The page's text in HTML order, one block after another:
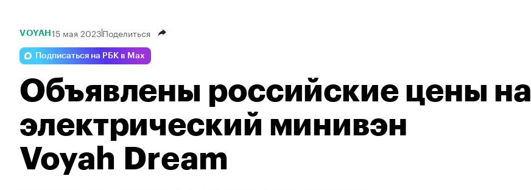
VOYAH 15 мая 2023Поделиться
Подписаться на РБК в Max
Объявлены российские цены на
электрический минивэн
Voyah Dream